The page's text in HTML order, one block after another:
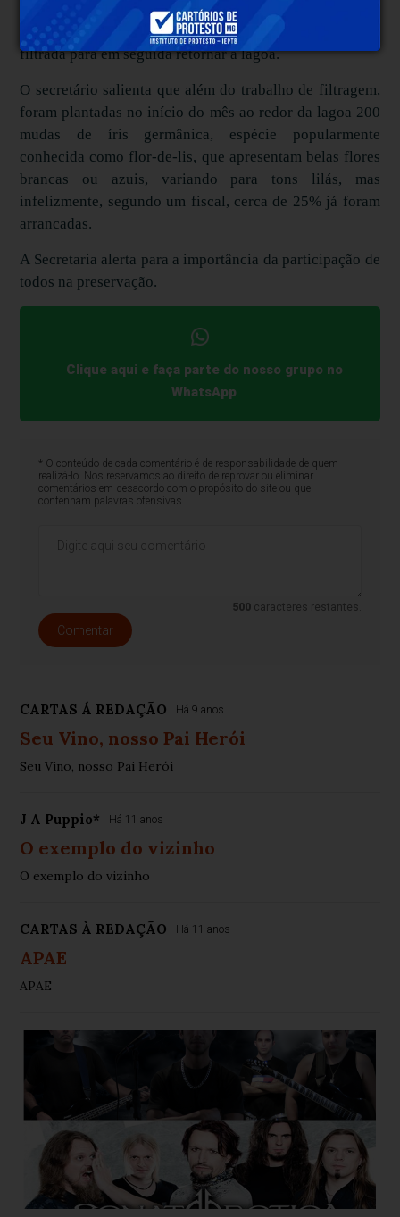
ressalta que esse processo pode dar a falsa impressão
que a água estaria diminuindo, já que ela está sendo
filtrada para em seguida retornar á lagoa.
O secretário salienta que além do trabalho de filtragem,
foram plantadas no início do mês ao redor da lagoa 200
mudas de íris germânica, espécie popularmente
conhecida como flor-de-lis, que apresentam belas flores
brancas ou azuis, variando para tons lilás, mas
infelizmente, segundo um fiscal, cerca de 25% já foram
arrancadas.
A Secretaria alerta para a importância da participação de
todos na preservação.
Clique aqui e faça parte do nosso grupo no
WhatsApp
* O conteúdo de cada comentário é de responsabilidade de quem
realizá-lo. Nos reservamos ao direito de reprovar ou eliminar
comentários em desacordo com o propósito do site ou que
contenham palavras ofensivas.
500 caracteres restantes.
Comentar
CARTAS Á REDAÇÃO Há 9 anos
Seu Vino, nosso Pai Herói
Seu Vino, nosso Pai Herói
J A Puppio* Há 11 anos
O exemplo do vizinho
O exemplo do vizinho
CARTAS À REDAÇÃO Há 11 anos
APAE
APAE